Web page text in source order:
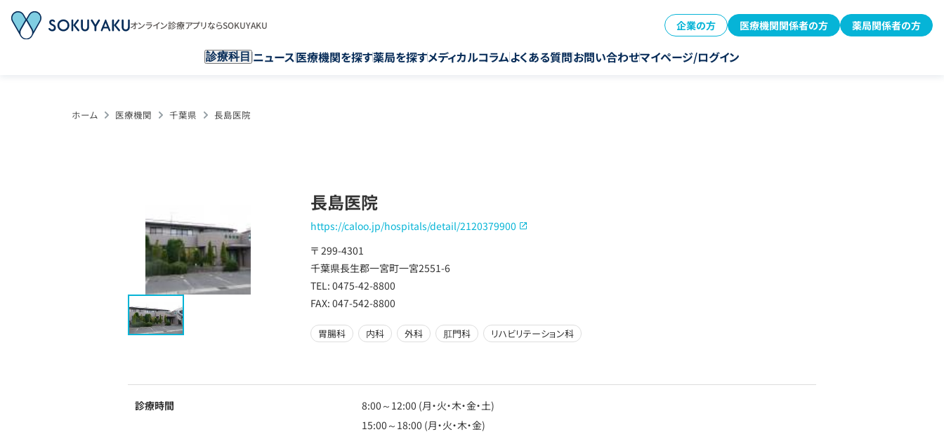
オンライン診療アプリならSOKUYAKU 企業の方 医療機関関係者の方 薬局関係者の方
診療科目 ニュース医療機関を探す薬局を探すメディカルコラムよくある質問お問い合わせマイページ/ログイン
ホーム 医療機関 千葉県 長島医院
長島医院
https://caloo.jp/hospitals/detail/2120379900
〒 299-4301
千葉県長生郡一宮町一宮2551-6
TEL: 0475-42-8800
FAX: 047-542-8800
胃腸科 内科 外科 肛門科 リハビリテーション科
診療時間
8:00～12:00 (月・火・木・金・土)
15:00～18:00 (月・火・木・金)